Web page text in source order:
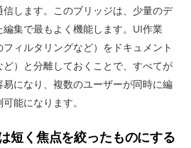
します。このブリッジは、少量のデ
集で最もよく機能します。UI作業
フィルタリングなど）をドキュメント
）と分離しておくことで、すべてが
になり、複数のユーザーが同時に編
能になります。
短く焦点を絞ったものにする